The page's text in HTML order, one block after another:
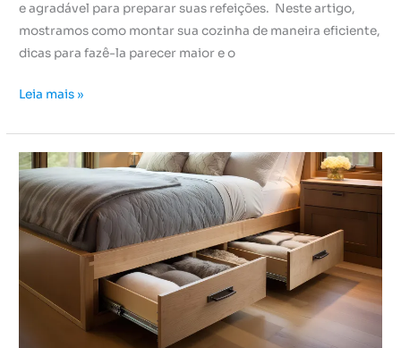
e agradável para preparar suas refeições. Neste artigo,
mostramos como montar sua cozinha de maneira eficiente,
dicas para fazê-la parecer maior e o
Leia mais »
Tudo
que
você
precisa
saber
os
multifuncionais!